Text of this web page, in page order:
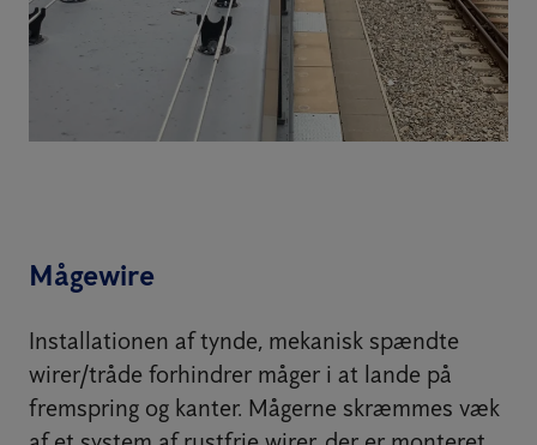
Mågewire
Installationen af tynde, mekanisk spændte
wirer/tråde forhindrer måger i at lande på
fremspring og kanter. Mågerne skræmmes væk